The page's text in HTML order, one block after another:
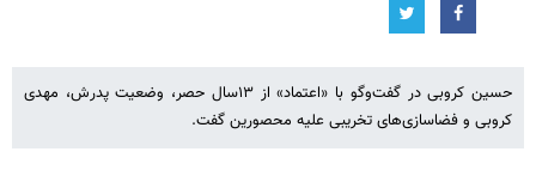
حسین کروبی در گفت‌وگو با «اعتماد» از ۱۳سال حصر، وضعیت پدرش، مهدی
کروبی و فضاسازی‌های تخریبی علیه محصورین گفت.